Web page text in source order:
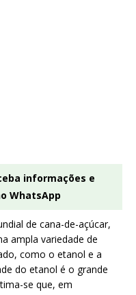
informações e
WhatsApp
de cana-de-açúcar,
ampla variedade de
como o etanol e a
do etanol é o grande
se que, em